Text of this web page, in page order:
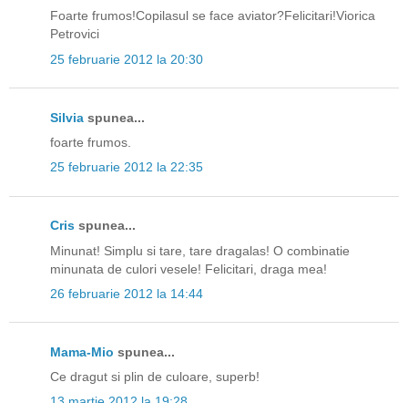
Foarte frumos!Copilasul se face aviator?Felicitari!Viorica
Petrovici
25 februarie 2012 la 20:30
Silvia spunea...
foarte frumos.
25 februarie 2012 la 22:35
Cris spunea...
Minunat! Simplu si tare, tare dragalas! O combinatie
minunata de culori vesele! Felicitari, draga mea!
26 februarie 2012 la 14:44
Mama-Mio spunea...
Ce dragut si plin de culoare, superb!